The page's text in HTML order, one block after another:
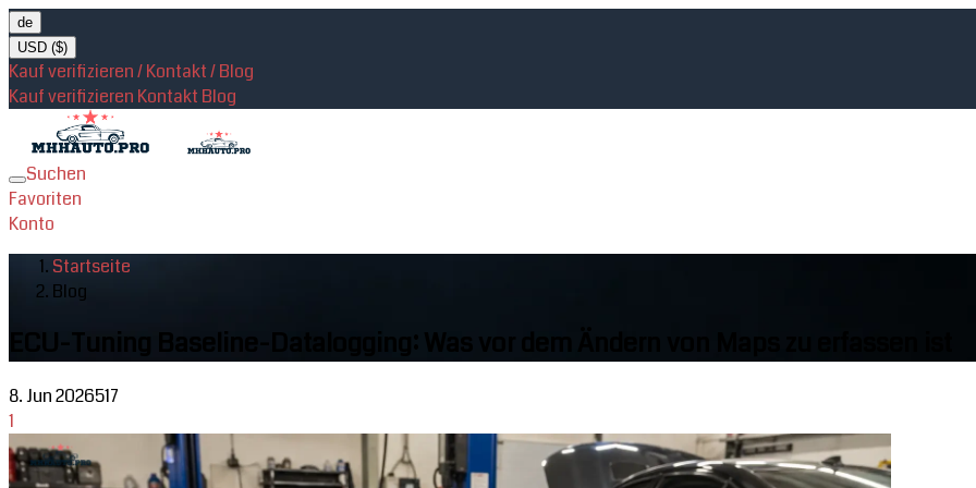
de
USD ($)
Kauf verifizieren / Kontakt / Blog
Kauf verifizieren Kontakt Blog
Toggle
navigation
Suchen
Favoriten
Konto
Startseite
Blog
ECU-Tuning Baseline-Datalogging: Was vor dem Ändern von Maps zu erfassen ist
8. Jun 2026517
1